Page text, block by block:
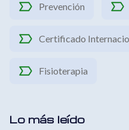
Prevención
Certificado
Fisioterapia
Lo más leído